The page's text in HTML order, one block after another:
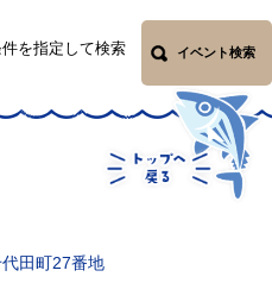
を指定して検索
イベント検索
田町27番地